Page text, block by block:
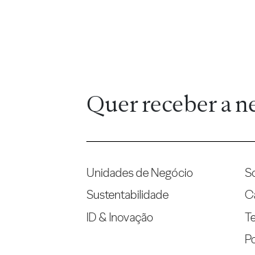
Quer receber a
Unidades de Negócio
Sustentabilidade
ID & Inovação